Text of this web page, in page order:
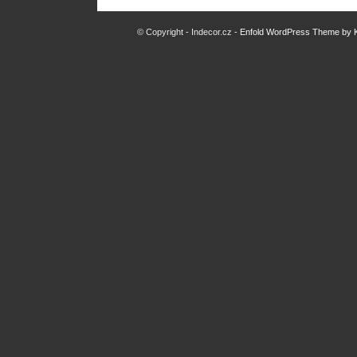
© Copyright - Indecor.cz - Enfold WordPress Theme by